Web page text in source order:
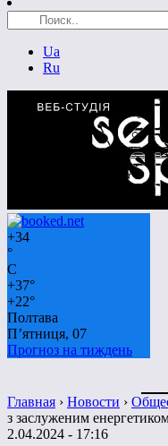
Ua
Ru
+34
°
C
+37°
+22°
Полтава
П’ятниця, 07
Прогноз на тиждень
Главная › Новости ›
з заслуженим
2.04.2024 - 17:16